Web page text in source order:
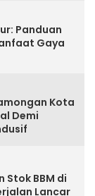
Panduan
Gaya
Kota
Demi
Stok BBM di
Lancar